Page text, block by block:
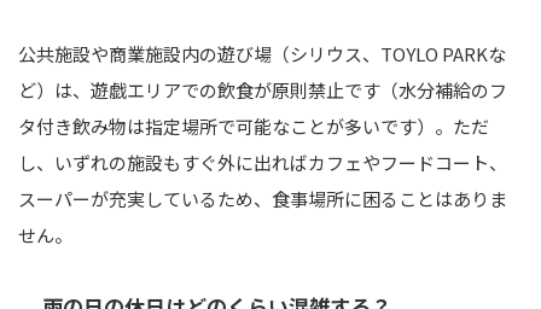
公共施設や商業施設内の遊び場（シリウス、TOYLO PARKな
ど）は、遊戯エリアでの飲食が原則禁止です（水分補給のフ
タ付き飲み物は指定場所で可能なことが多いです）。ただ
し、いずれの施設もすぐ外に出ればカフェやフードコート、
スーパーが充実しているため、食事場所に困ることはありま
せん。